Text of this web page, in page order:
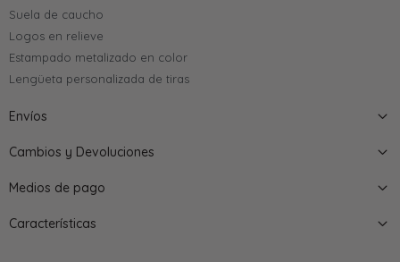
Suela de caucho
Logos en relieve
Estampado metalizado en color
Lengüeta personalizada de tiras
Envíos
Cambios y Devoluciones
Medios de pago
Características